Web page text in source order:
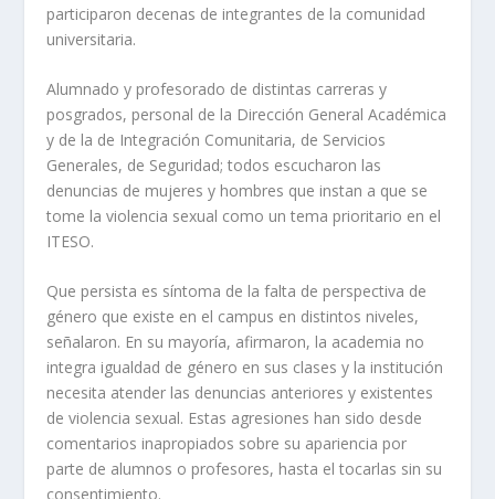
participaron decenas de integrantes de la comunidad
universitaria.
Alumnado y profesorado de distintas carreras y
posgrados, personal de la Dirección General Académica
y de la de Integración Comunitaria, de Servicios
Generales, de Seguridad; todos escucharon las
denuncias de mujeres y hombres que instan a que se
tome la violencia sexual como un tema prioritario en el
ITESO.
Que persista es síntoma de la falta de perspectiva de
género que existe en el campus en distintos niveles,
señalaron. En su mayoría, afirmaron, la academia no
integra igualdad de género en sus clases y la institución
necesita atender las denuncias anteriores y existentes
de violencia sexual. Estas agresiones han sido desde
comentarios inapropiados sobre su apariencia por
parte de alumnos o profesores, hasta el tocarlas sin su
consentimiento.